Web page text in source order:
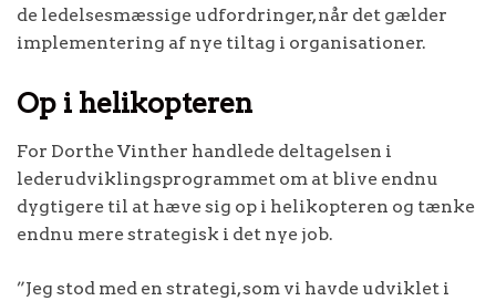
de ledelsesmæssige udfordringer, når det gælder
implementering af nye tiltag i organisationer.
Op i helikopteren
For Dorthe Vinther handlede deltagelsen i
lederudviklingsprogrammet om at blive endnu
dygtigere til at hæve sig op i helikopteren og tænke
endnu mere strategisk i det nye job.
”Jeg stod med en strategi, som vi havde udviklet i